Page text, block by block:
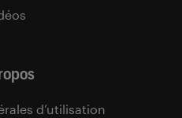
d’utilisation